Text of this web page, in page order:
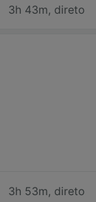
3h 43m, direto
3h 53m, direto